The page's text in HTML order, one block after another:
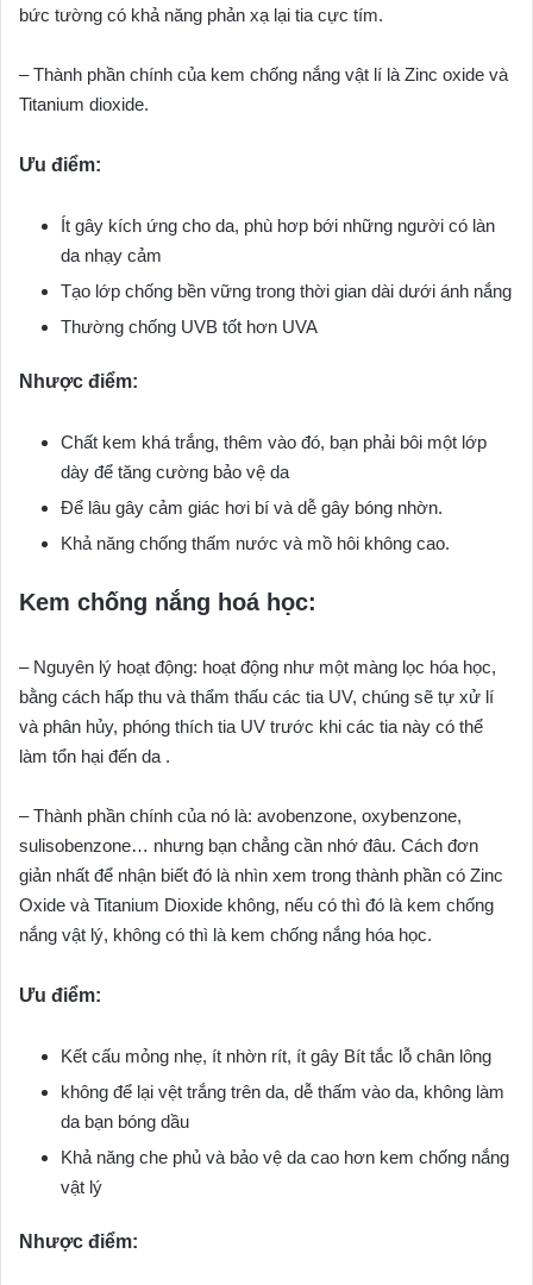
bức tường có khả năng phản xạ lại tia cực tím.
– Thành phần chính của kem chống nắng vật lí là Zinc oxide và
Titanium dioxide.
Ưu điểm:
Ít gây kích ứng cho da, phù hơp bới những người có làn
da nhạy cảm
Tạo lớp chống bền vững trong thời gian dài dưới ánh nắng
Thường chống UVB tốt hơn UVA
Nhược điểm:
Chất kem khá trắng, thêm vào đó, bạn phải bôi một lớp
dày để tăng cường bảo vệ da
Để lâu gây cảm giác hơi bí và dễ gây bóng nhờn.
Khả năng chống thấm nước và mồ hôi không cao.
Kem chống nắng hoá học:
– Nguyên lý hoạt động: hoạt động như một màng lọc hóa học,
bằng cách hấp thu và thẩm thấu các tia UV, chúng sẽ tự xử lí
và phân hủy, phóng thích tia UV trước khi các tia này có thể
làm tổn hại đến da .
– Thành phần chính của nó là: avobenzone, oxybenzone,
sulisobenzone… nhưng bạn chẳng cần nhớ đâu. Cách đơn
giản nhất để nhận biết đó là nhìn xem trong thành phần có Zinc
Oxide và Titanium Dioxide không, nếu có thì đó là kem chống
nắng vật lý, không có thì là kem chống nắng hóa học.
Ưu điểm:
Kết cấu mỏng nhẹ, ít nhờn rít, ít gây Bít tắc lỗ chân lông
không để lại vệt trắng trên da, dễ thấm vào da, không làm
da bạn bóng dầu
Khả năng che phủ và bảo vệ da cao hơn kem chống nắng
vật lý
Nhược điểm: